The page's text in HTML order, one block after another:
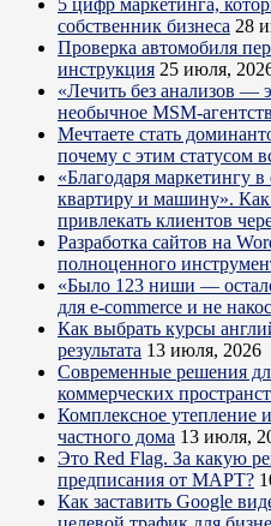
собственник бизнеса 28
Проверка автомобиля
инструкция 25 июля,
«Лечить без анализов —
необычное MSM-
Мечтаете стать
почему с этим статусом
«Благодаря маркетингу в
квартиру и машину». Как
привлекать клиентов
Разработка сайтов на
полноценного
«Было 123 ниши —
для e-commerce и не
Как выбрать курсы
результата 13 июля, 2026
Современные решения
коммерческих
Комплексное утепление
частного дома 13 июля,
Это Red Flag. За какую
предписания от МАРТ?
Как заставить Google